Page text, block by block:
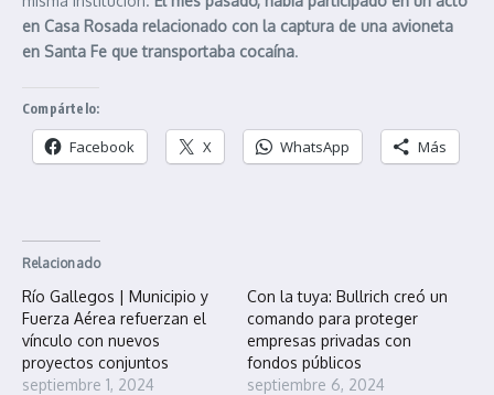
en Casa Rosada relacionado con la captura de una avioneta
en Santa Fe que transportaba cocaína.
Compártelo:
Facebook X WhatsApp Más
Relacionado
Río Gallegos | Municipio y
Fuerza Aérea refuerzan el
vínculo con nuevos
proyectos conjuntos
septiembre 1, 2024
Con la tuya: Bullrich creó un
comando para proteger
empresas privadas con
fondos públicos
septiembre 6, 2024